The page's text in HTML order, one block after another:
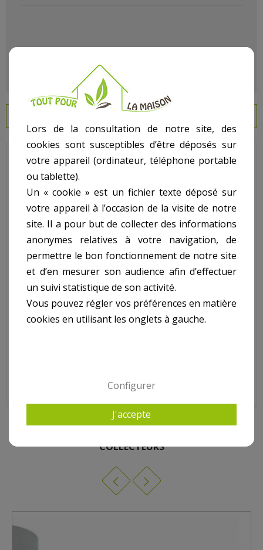
Outils et équipement du jardinier: Notre sélection pompes et
accessoires pour l'arrosage indispensables et astucieux pour
se rendre la vie encore plus simple au jardin avec Le (La)
Pompe D'Arrosage De Surface 800W
Pompes articleArrosage
Descriptif technique
Pompe D'Arrosage De
Surface 800W ref.
MPXA80:
- Puissance : 800W
- Débit : 3600 L/H
COLLECTEURS
Lors de la consultation de notre site, des
cookies sont susceptibles d’être déposés sur
votre appareil (ordinateur, téléphone portable
ou tablette).
Un « cookie » est un fichier texte déposé sur
votre appareil à l’occasion de la visite de notre
site. Il a pour but de collecter des informations
anonymes relatives à votre navigation, de
permettre le bon fonctionnement de notre site
et d’en mesurer son audience afin d’effectuer
un suivi statistique de son activité.
Vous pouvez régler vos préférences en matière
cookies en utilisant les onglets à gauche.
Configurer
J'accepte